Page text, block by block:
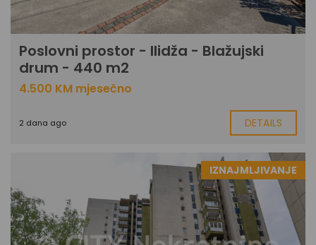
Poslovni prostor - Ilidža - Blažujski
drum - 440 m2
4.500 KM mjesečno
2 dana ago DETAILS
IZNAJMLJIVANJE